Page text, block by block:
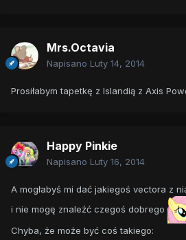
Mrs.Octavia
Napisano Luty 14, 2014
Prosiłabym tapetkę z Islandią z Axis
Happy Pinkie
Napisano Luty 16, 2014
A mogłabyś mi dać jakiegoś vectora z
i nie mogę znaleźć czegoś dobrego
Chyba, że może być coś takiego: